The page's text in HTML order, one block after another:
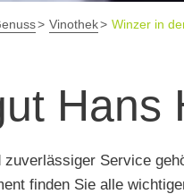
Vinothek Winzer in
Hans
zuverlässiger Service
finden Sie alle